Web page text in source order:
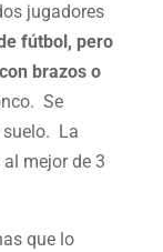
jugadores
fútbol, pero
brazos o
Se
suelo. La
mejor de 3
que lo